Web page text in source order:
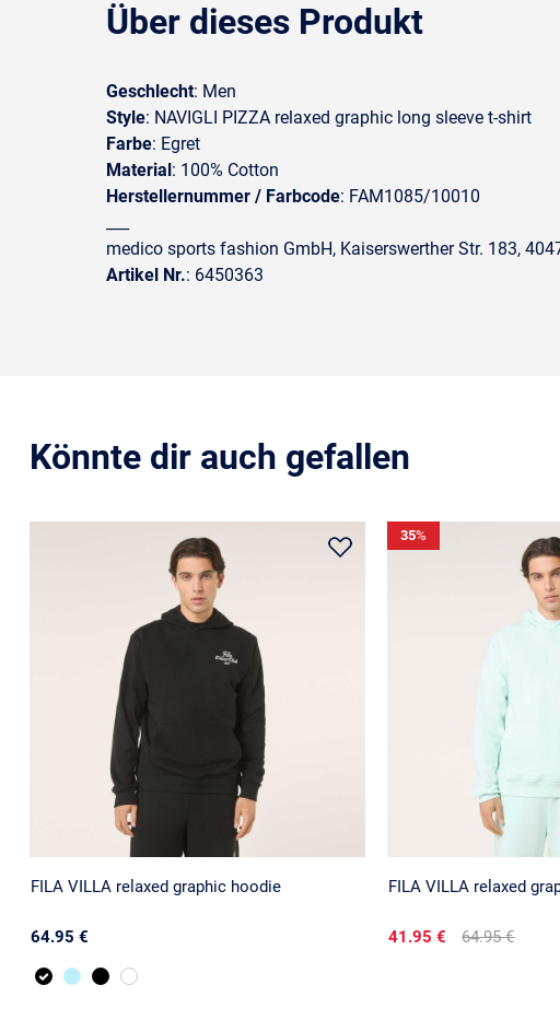
Über dieses Produkt
Geschlecht: Men
Style: NAVIGLI PIZZA relaxed graphic long sleeve t-shirt
Farbe: Egret
Material: 100% Cotton
Herstellernummer / Farbcode: FAM1085/10010
medico sports fashion GmbH, Kaiserswerther Str. 183,
Artikel Nr.: 6450363
Könnte dir auch gefallen
FILA VILLA relaxed graphic hoodie
64.95 €
FILA VILLA relaxed
41.95 € 64.95 €
35%